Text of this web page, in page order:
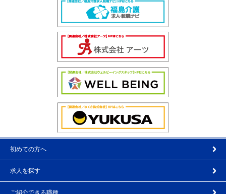
初めての方へ
求人を探す
ご紹介できる職種